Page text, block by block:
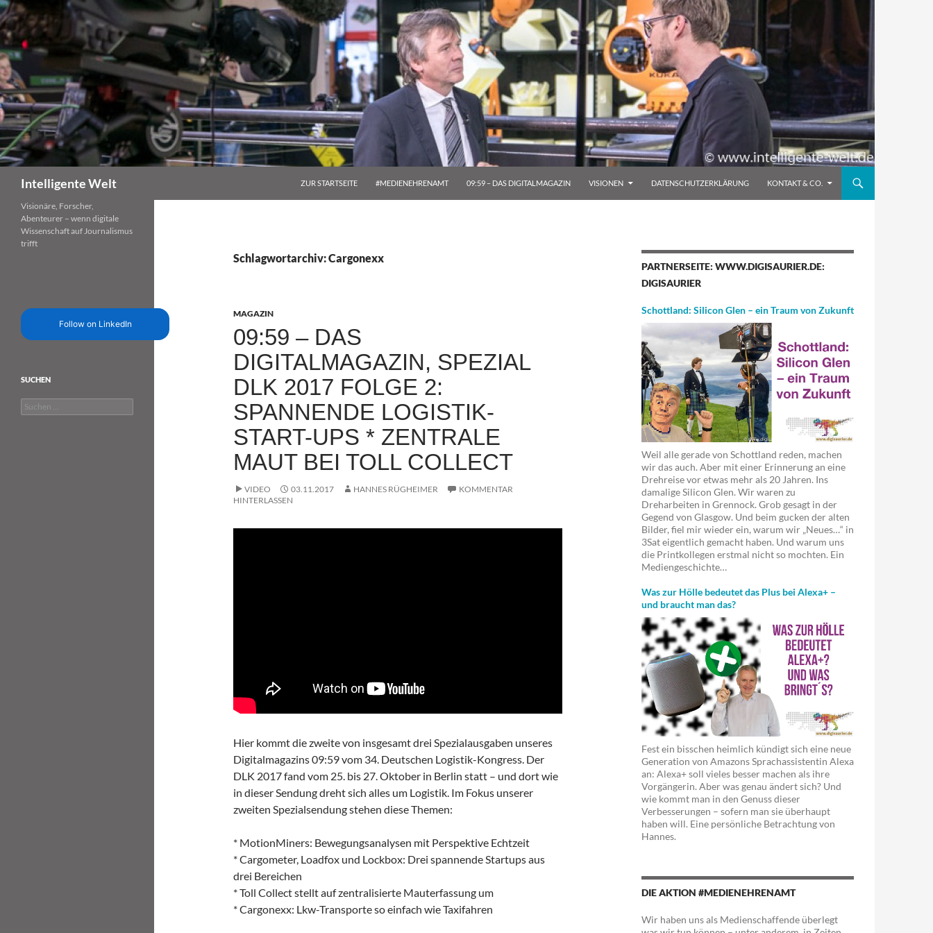
Zum
Inhalt
springen
Intelligente Welt ZUR STARTSEITE #MEDIENEHRENAMT 09:59 – DAS DIGITALMAGAZIN VISIONEN DATENSCHUTZERKLÄRUNG KONTAKT & CO.
Schlagwortarchiv: Cargonexx
MAGAZIN
09:59 – DAS
DIGITALMAGAZIN, SPEZIAL
DLK 2017 FOLGE 2:
SPANNENDE LOGISTIK-
START-UPS * ZENTRALE
MAUT BEI TOLL COLLECT
VIDEO 03.11.2017 HANNES RÜGHEIMER
KOMMENTAR
HINTERLASSEN
Hier kommt die zweite von insgesamt drei Spezialausgaben unseres
Digitalmagazins 09:59 vom 34. Deutschen Logistik-Kongress. Der
DLK 2017 fand vom 25. bis 27. Oktober in Berlin statt – und dort wie
in dieser Sendung dreht sich alles um Logistik. Im Fokus unserer
zweiten Spezialsendung stehen diese Themen:
* MotionMiners: Bewegungsanalysen mit Perspektive Echtzeit
* Cargometer, Loadfox und Lockbox: Drei spannende Startups aus
drei Bereichen
* Toll Collect stellt auf zentralisierte Mauterfassung um
* Cargonexx: Lkw-Transporte so einfach wie Taxifahren
PARTNERSEITE: WWW.DIGISAURIER.DE:
DIGISAURIER
Schottland: Silicon Glen – ein Traum von Zukunft
Weil alle gerade von Schottland reden, machen
wir das auch. Aber mit einer Erinnerung an eine
Drehreise vor etwas mehr als 20 Jahren. Ins
damalige Silicon Glen. Wir waren zu
Dreharbeiten in Grennock. Grob gesagt in der
Gegend von Glasgow. Und beim gucken der alten
Bilder, fiel mir wieder ein, warum wir „Neues…“ in
3Sat eigentlich gemacht haben. Und warum uns
die Printkollegen erstmal nicht so mochten. Ein
Mediengeschichte…
Was zur Hölle bedeutet das Plus bei Alexa+ –
und braucht man das?
Fest ein bisschen heimlich kündigt sich eine neue
Generation von Amazons Sprachassistentin Alexa
an: Alexa+ soll vieles besser machen als ihre
Vorgängerin. Aber was genau ändert sich? Und
wie kommt man in den Genuss dieser
Verbesserungen – sofern man sie überhaupt
haben will. Eine persönliche Betrachtung von
Hannes.
DIE AKTION #MEDIENEHRENAMT
Wir haben uns als Medienschaffende überlegt
Visionäre, Forscher,
Abenteurer – wenn digitale
Wissenschaft auf Journalismus
trifft
Follow on LinkedIn
SUCHEN
Suchen
nach: